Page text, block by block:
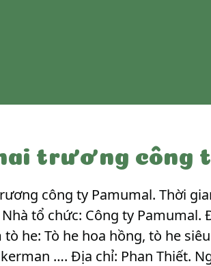
trương công
công ty Pamumal. Thời
tổ chức: Công ty
he: Tò he hoa hồng, tò he
…. Địa chỉ: Phan Thiết.